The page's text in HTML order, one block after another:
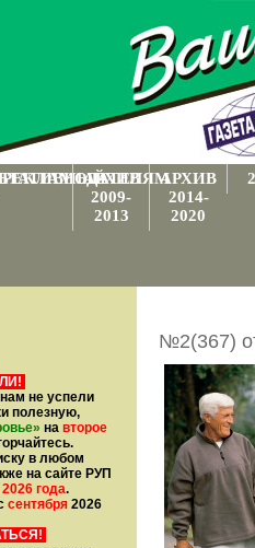
РЕКЛАМОДАТЕЛЯМ
АРХИВ
2009-
2013
АРХИВ
2014-
2020
не успели
полезную,
на второе
в любом
на сайте РУП
года.
сентября2026
№2(367)